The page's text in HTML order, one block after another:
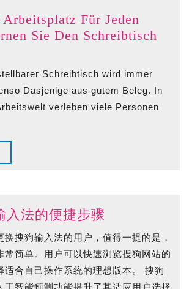
Für Jeden
Sie Den Schreibtisch
Schreibtisch wird immer
Dasjenige aus gutem Beleg. In
verleben viele Personen
入法的便捷步骤
载
搜
狗
输
换搜狗输入法的用户，值得一提的是，
常简单。用户可以快速浏览搜狗网站的
适合自己操作系统的理想版本。 搜狗
工智能预测功能提升了其适应用户选择